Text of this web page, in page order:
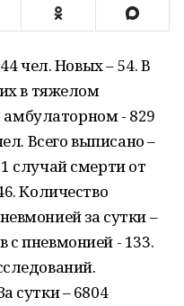
чел. Новых – 54. В
в тяжелом
амбулаторном - 829
Всего выписано –
случай смерти от
Количество
за сутки –
с пневмонией - 133.
сутки – 6804